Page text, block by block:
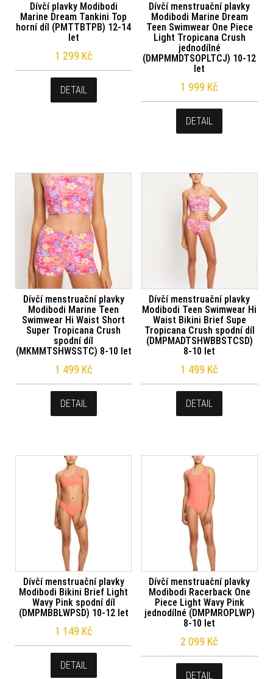
Dívčí plavky Modibodi
Marine Dream Tankini Top
horní díl (PMTTBTPB) 12-14
let
1 299 Kč
DETAIL
Dívčí menstruační plavky
Modibodi Marine Dream
Teen Swimwear One Piece
Light Tropicana Crush
jednodílné
(DMPMMDTSOPLTCJ) 10-12
let
1 999 Kč
DETAIL
Dívčí menstruační plavky
Modibodi Marine Teen
Swimwear Hi Waist Short
Super Tropicana Crush
spodní díl
(MKMMTSHWSSTC) 8-10 let
1 499 Kč
DETAIL
Dívčí menstruační plavky
Modibodi Teen Swimwear Hi
Waist Bikini Brief Supe
Tropicana Crush spodní díl
(DMPMADTSHWBBSTCSD)
8-10 let
1 499 Kč
DETAIL
Dívčí menstruační plavky
Modibodi Bikini Brief Light
Wavy Pink spodní díl
(DMPMBBLWPSD) 10-12 let
1 149 Kč
DETAIL
Dívčí menstruační plavky
Modibodi Racerback One
Piece Light Wavy Pink
jednodílné (DMPMROPLWP)
8-10 let
2 099 Kč
DETAIL